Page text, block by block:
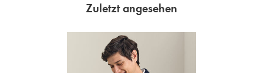
Zuletzt angesehen